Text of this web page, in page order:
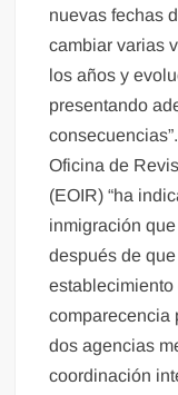
nuevas fechas
cambiar varias
los años y
presentando
Oficina de
(EOIR) “ha
inmigración
después de
comparecencia
dos agencias
coordinación